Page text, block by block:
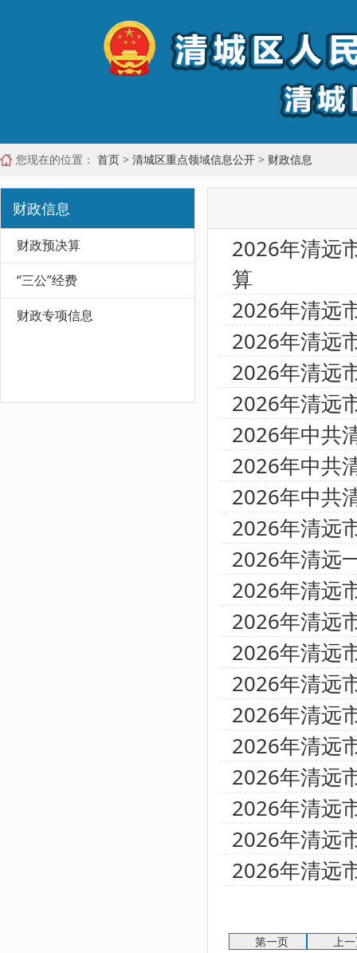
您现在的位置： 首页 > 清城区重点领域信息公开 > 财政信息
财政信息
财政预决算
“三公”经费
财政专项信息
2026年清远
算
2026年清远
2026年清远
2026年清远
2026年清远
2026年中共
2026年中共
2026年中共
2026年清远
2026年清远
2026年清远
2026年清远
2026年清远
2026年清远
2026年清远
2026年清远
2026年清远
2026年清远
2026年清远
2026年清远
第一页 上一